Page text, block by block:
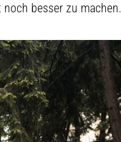
besser zu machen.